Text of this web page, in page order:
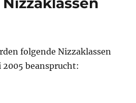
Federal
folgende Nizzaklassen
2005 beansprucht: